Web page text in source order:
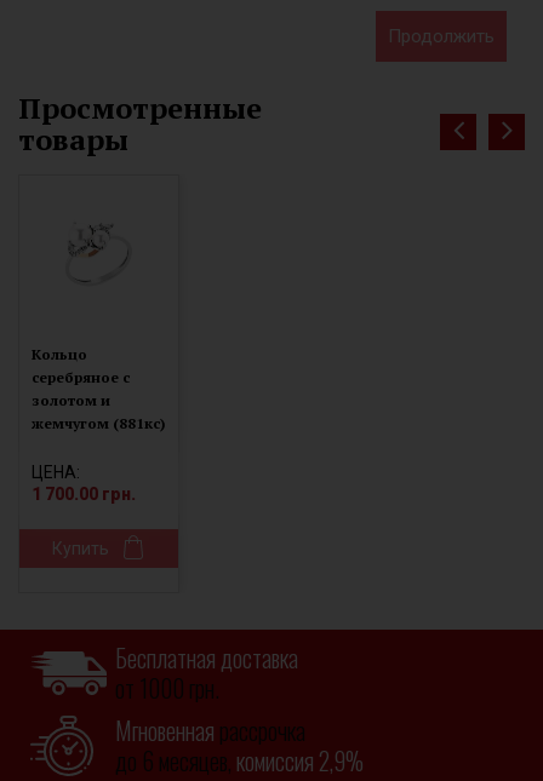
Продолжить
Просмотренные
товары
Кольцо
серебряное с
золотом и
жемчугом (881кс)
ЦЕНА:
1 700.00 грн.
Купить
Бесплатная доставка
от 1000 грн.
Мгновенная рассрочка
до 6 месяцев, комиссия 2,9%